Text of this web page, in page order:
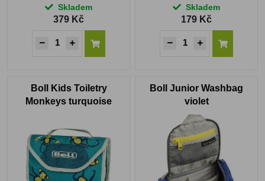
Skladem
379 Kč
Skladem
179 Kč
Boll Kids Toiletry
Monkeys turquoise
Boll Junior Washbag
violet